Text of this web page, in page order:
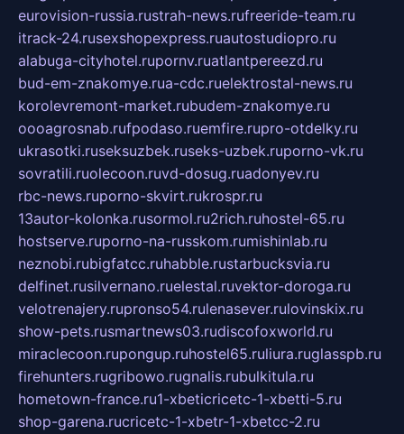
eurovision-russia.rustrah-news.rufreeride-team.ru
itrack-24.rusexshopexpress.ruautostudiopro.ru
alabuga-cityhotel.rupornv.ruatlantpereezd.ru
bud-em-znakomye.rua-cdc.ruelektrostal-news.ru
korolevremont-market.rubudem-znakomye.ru
oooagrosnab.rufpodaso.ruemfire.rupro-otdelky.ru
ukrasotki.ruseksuzbek.ruseks-uzbek.ruporno-vk.ru
sovratili.ruolecoon.ruvd-dosug.ruadonyev.ru
rbc-news.ruporno-skvirt.rukrospr.ru
13autor-kolonka.rusormol.ru2rich.ruhostel-65.ru
hostserve.ruporno-na-russkom.rumishinlab.ru
neznobi.rubigfatcc.ruhabble.rustarbucksvia.ru
delfinet.rusilvernano.ruelestal.ruvektor-doroga.ru
velotrenajery.rupronso54.rulenasever.rulovinskix.ru
show-pets.rusmartnews03.rudiscofoxworld.ru
miraclecoon.rupongup.ruhostel65.ruliura.ruglasspb.ru
firehunters.rugribowo.rugnalis.rubulkitula.ru
hometown-france.ru1-xbeticricetc-1-xbetti-5.ru
shop-garena.rucricetc-1-xbetr-1-xbetcc-2.ru